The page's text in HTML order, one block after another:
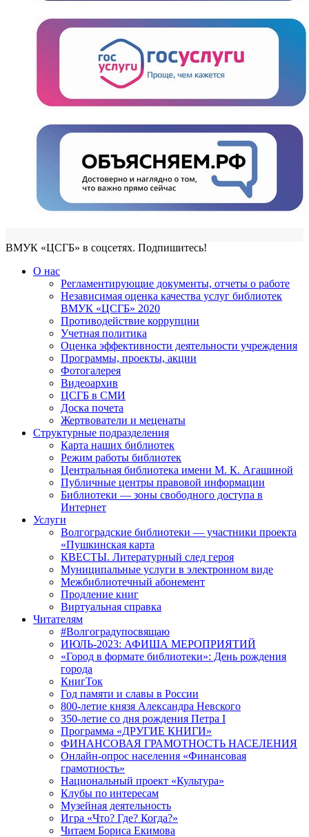
ВМУК «ЦСГБ» в соцсетях. Подпишитесь!
О нас
Регламентирующие документы, отчеты о работе
Независимая оценка качества услуг библиотек
ВМУК «ЦСГБ» 2020
Противодействие коррупции
Учетная политика
Оценка эффективности деятельности учреждения
Программы, проекты, акции
Фотогалерея
Видеоархив
ЦСГБ в СМИ
Доска почета
Жертвователи и меценаты
Структурные подразделения
Карта наших библиотек
Режим работы библиотек
Центральная библиотека имени М. К. Агашиной
Публичные центры правовой информации
Библиотеки — зоны свободного доступа в
Интернет
Услуги
Волгоградские библиотеки — участники проекта
«Пушкинская карта
КВЕСТЫ. Литературный след героя
Муниципальные услуги в электронном виде
Межбиблиотечный абонемент
Продление книг
Виртуальная справка
Читателям
#Волгоградупосвящаю
ИЮЛЬ-2023: АФИША МЕРОПРИЯТИЙ
«Город в формате библиотеки»: День рождения
города
КнигТок
Год памяти и славы в России
800-летие князя Александра Невского
350-летие со дня рождения Петра I
Программа «ДРУГИЕ КНИГИ»
ФИНАНСОВАЯ ГРАМОТНОСТЬ НАСЕЛЕНИЯ
Онлайн-опрос населения «Финансовая
грамотность»
Национальный проект «Культура»
Клубы по интересам
Музейная деятельность
Игра «Что? Где? Когда?»
Читаем Бориса Екимова